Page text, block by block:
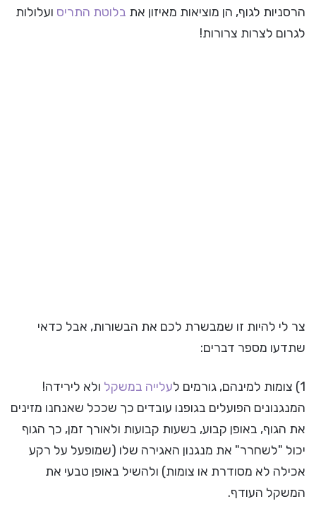
הרסניות לגוף, הן מוציאות מאיזון את בלוטת התריס ועלולות
לגרום לצרות צרורות!
צר לי להיות זו שמבשרת לכם את הבשורות, אבל כדאי
שתדעו מספר דברים:
1) צומות למינהם, גורמים ל עלייה במשקל ולא לירידה!
המנגנונים הפועלים בגופנו עובדים כך שככל שאנחנו מזינים
את הגוף, באופן קבוע, בשעות קבועות ולאורך זמן, כך הגוף
יכול "לשחרר" את מנגנון האגירה שלו (שמופעל על רקע
אכילה לא מסודרת או צומות) ולהשיל באופן טבעי את
המשקל העודף.